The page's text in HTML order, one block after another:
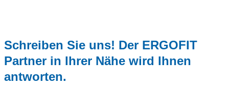
Schreiben Sie uns! Der ERGOFIT
Partner in Ihrer Nähe wird Ihnen
antworten.